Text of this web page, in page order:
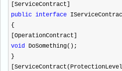
[ServiceContract]
public interface
{
[OperationContract]
void DoSomething();
}
[ServiceContract(ProtectionLevel